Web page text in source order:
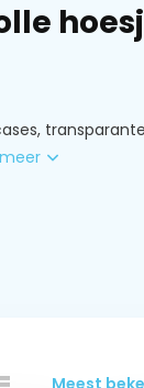
Meest